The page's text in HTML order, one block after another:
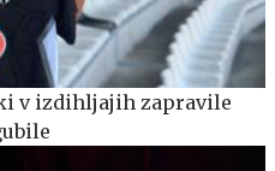
v izdihljajih zapravile